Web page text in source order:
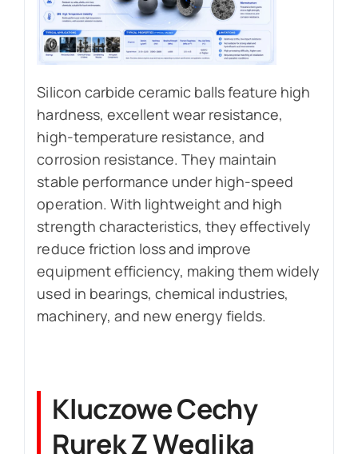
Silicon carbide ceramic balls feature high
hardness, excellent wear resistance,
high-temperature resistance, and
corrosion resistance. They maintain
stable performance under high-speed
operation. With lightweight and high
strength characteristics, they effectively
reduce friction loss and improve
equipment efficiency, making them widely
used in bearings, chemical industries,
machinery, and new energy fields.
Kluczowe Cechy
Rurek Z Węglika